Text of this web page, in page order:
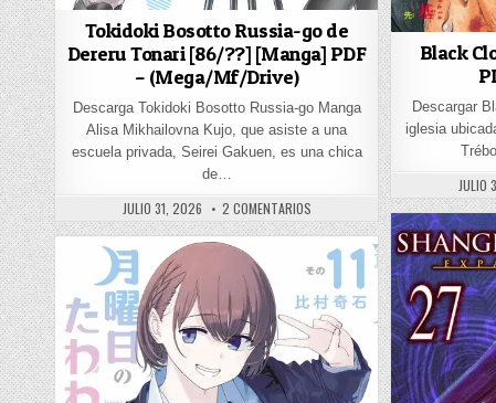
Tokidoki Bosotto Russia-go de
Dereru Tonari [86/??] [Manga] PDF
– (Mega/Mf/Drive)
Descarga Tokidoki Bosotto Russia-go Manga
Alisa Mikhailovna Kujo, que asiste a una
escuela privada, Seirei Gakuen, es una chica
de…
PUBLISHED DATE:
JULIO 31, 2026 2 COMENTARIOSEN TOKIDOKI BOSOTTO RUSSIA-
Black
Descargar
iglesia
JULIO